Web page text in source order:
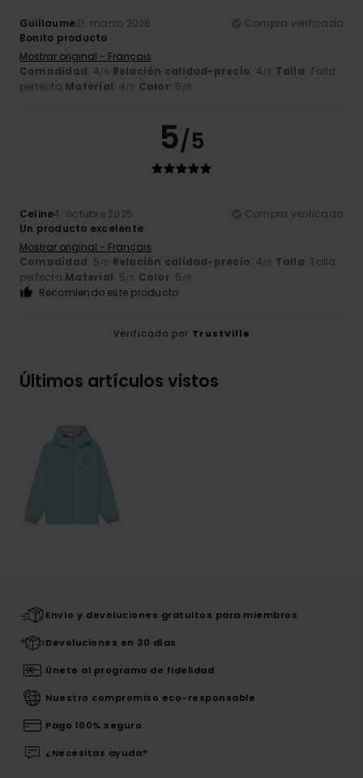
Guillaume21. marzo 2026
Compra verificada
Bonito producto
Mostrar original - Français
Comodidad: 4/5 Relación calidad-precio: 4/5 Talla: Talla
perfecta Material: 4/5 Color: 5 /5
5/5
Celine4. octubre 2025
Compra verificada
Un producto excelente
Mostrar original - Français
Comodidad: 5/5 Relación calidad-precio: 4/5 Talla: Talla
perfecta Material: 5/5 Color: 5 /5
Recomiendo este producto
Verificado por TrustVille
Últimos artículos vistos
Envío y devoluciones gratuitos para miembros
Devoluciones en 30 días
Únete al programa de fidelidad
Nuestro compromiso eco-responsable
Pago 100% seguro
¿Necesitas ayuda?